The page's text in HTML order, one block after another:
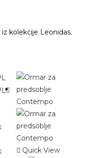
kolekcije Leonidas.
Quick View